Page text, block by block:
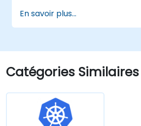
Minikube.
Intégrer Minikube dans
continu.
Optimiser leur processus de
développement grâce aux
Appliquer les meilleures
développement
En savoir plus...
Catégories Similaires